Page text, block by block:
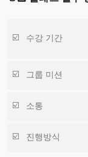
수강 기간
그룹 미션
소통
진행방식